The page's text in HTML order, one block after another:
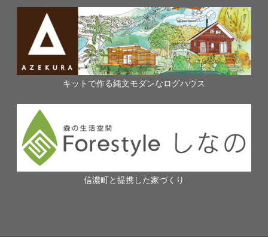
キットで作る縄文モダンなログハウス
信濃町と提携した家づくり